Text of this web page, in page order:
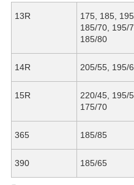
13R
175, 185,
185/70, 195/
185/80
14R 205/55, 195/
15R
220/45, 195/
175/70
365 185/85
390 185/65